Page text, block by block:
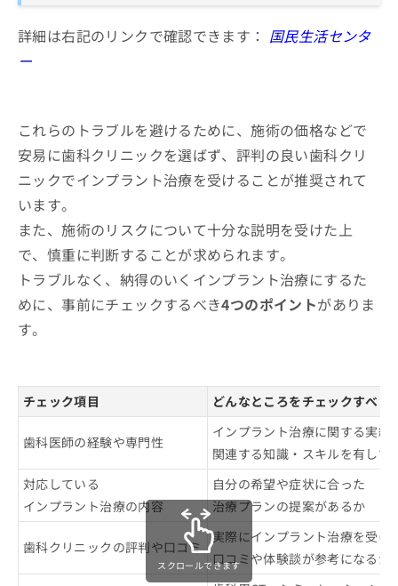
詳細は右記のリンクで確認できます： 国民生活センタ
ー
これらのトラブルを避けるために、施術の価格などで
安易に歯科クリニックを選ばず、評判の良い歯科クリ
ニックでインプラント治療を受けることが推奨されて
います。
また、施術のリスクについて十分な説明を受けた上
で、慎重に判断することが求められます。
トラブルなく、納得のいくインプラント治療にするた
めに、事前にチェックするべき4つのポイントがありま
す。
チェック項目 どんなところをチェックすべき
歯科医師の経験や専門性
インプラント治療に関する実績
関連する知識・スキルを有して
対応している
インプラント治療の内容
自分の希望や症状に合った
治療プランの提案があるか
歯科クリニックの評判や口コミ
実際にインプラント治療を受け
口コミや体験談が参考になるか
スクロールできます